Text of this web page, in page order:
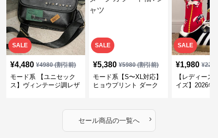
SALE
¥4,480 ¥4980(割引前)
モード系 【ユニセック
ス】ヴィンテージ調レザ
SALE
¥5,380 ¥5980(割引前)
モード系【S〜XL対応】
ヒョウプリント ダーク
SALE
¥1,980 ¥
【レディース
イズ】2026年
セール商品の一覧へ ›